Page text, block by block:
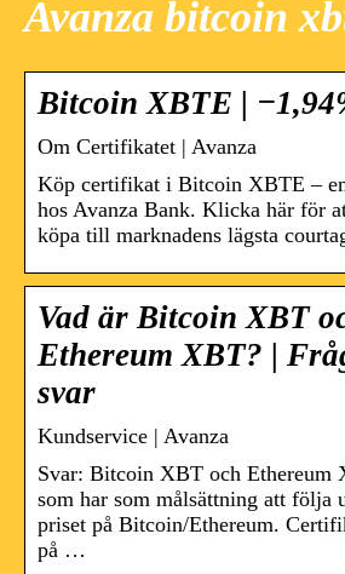
Avanza bitcoin
Bitcoin XBTE |
Om Certifikatet | Avanza
Köp certifikat i Bitcoin XBTE –
hos Avanza Bank. Klicka här för
köpa till marknadens lägsta
Vad är Bitcoin XBT
Ethereum XBT? |
svar
Kundservice | Avanza
Svar: Bitcoin XBT och Ethereum
som har som målsättning att följa
priset på Bitcoin/Ethereum.
på …